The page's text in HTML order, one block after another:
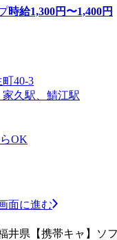
時給1,300円〜1,400円
40-3
久駅、鯖江駅
OK
面に進む
井県【携帯キャ】ソ